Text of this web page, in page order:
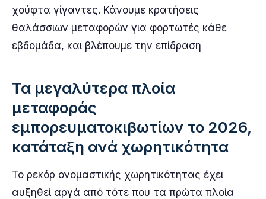
χούφτα γίγαντες. Κάνουμε κρατήσεις
θαλάσσιων μεταφορών για φορτωτές κάθε
εβδομάδα, και βλέπουμε την επίδραση
Τα μεγαλύτερα πλοία
μεταφοράς
εμπορευματοκιβωτίων το 2026,
κατάταξη ανά χωρητικότητα
Το ρεκόρ ονομαστικής χωρητικότητας έχει
αυξηθεί αργά από τότε που τα πρώτα πλοία